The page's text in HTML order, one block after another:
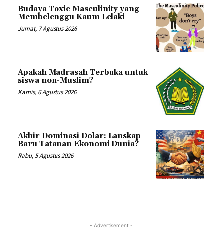
Budaya Toxic Masculinity yang
Membelenggu Kaum Lelaki
Jumat, 7 Agustus 2026
Apakah Madrasah Terbuka untuk
siswa non-Muslim?
Kamis, 6 Agustus 2026
Akhir Dominasi Dolar: Lanskap
Baru Tatanan Ekonomi Dunia?
Rabu, 5 Agustus 2026
- Advertisement -